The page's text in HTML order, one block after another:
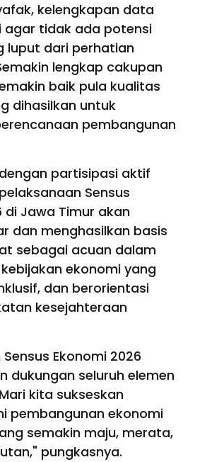
kelengkapan data
agar tidak ada potensi
luput dari perhatian
lengkap cakupan
baik pula kualitas
dihasilkan untuk
pembangunan
partisipasi aktif
Sensus
di Jawa Timur akan
dan menghasilkan basis
sebagai acuan dalam
ekonomi yang
dan berorientasi
kesejahteraan
Ekonomi 2026
dukungan seluruh elemen
kita sukseskan
pembangunan ekonomi
semakin maju, merata,
pungkasnya.